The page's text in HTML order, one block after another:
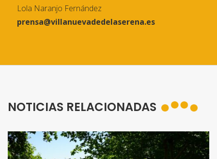
Lola Naranjo Fernández
prensa@villanuevadedelaserena.es
NOTICIAS RELACIONADAS